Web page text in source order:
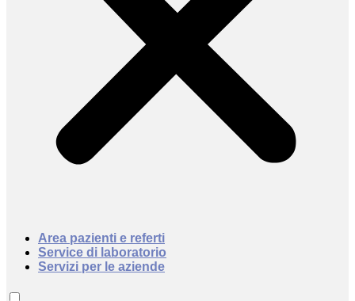
Area pazienti e referti
Service di laboratorio
Servizi per le aziende